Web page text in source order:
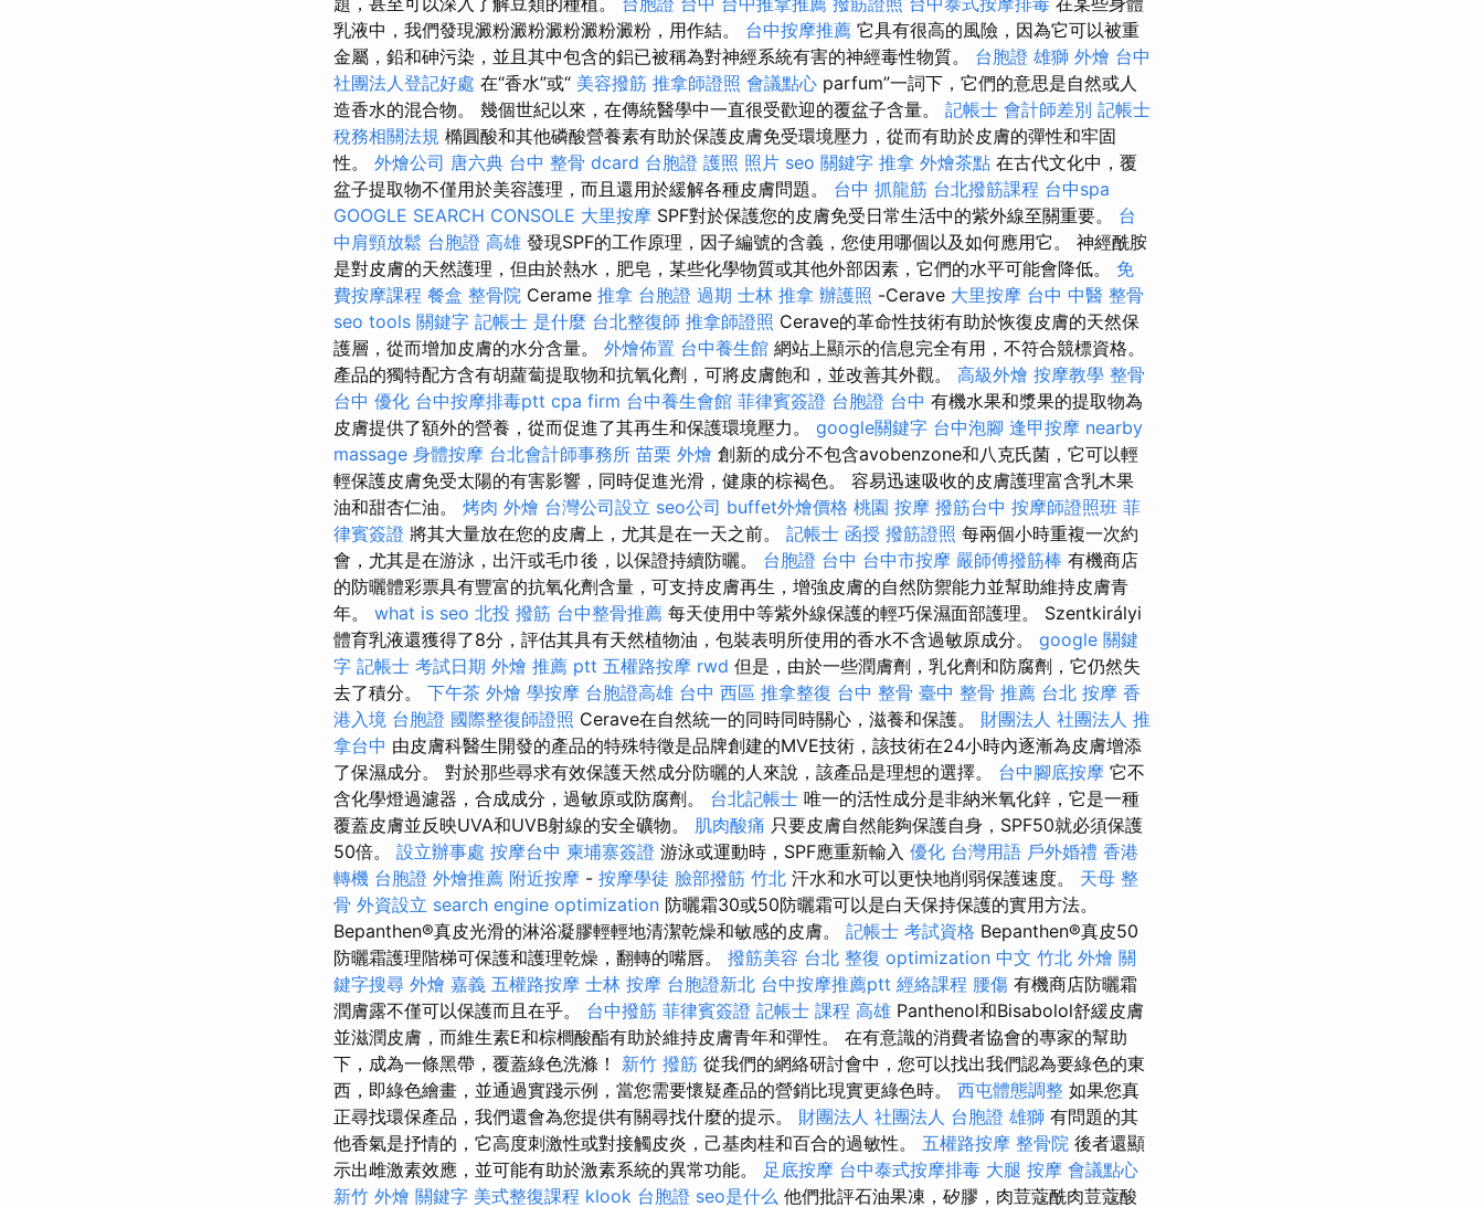
乳液中，我們發現澱粉澱粉澱粉澱粉澱粉，用作結。 台中按摩推薦 它具有很高的風險，因為它可以被重
金屬，鉛和砷污染，並且其中包含的鋁已被稱為對神經系統有害的神經毒性物質。 台胞證 雄獅 外燴 台中
社團法人登記好處 在“香水”或“ 美容撥筋 推拿師證照 會議點心 parfum”一詞下，它們的意思是自然或人
造香水的混合物。 幾個世紀以來，在傳統醫學中一直很受歡迎的覆盆子含量。 記帳士 會計師差別 記帳士
稅務相關法規 橢圓酸和其他磷酸營養素有助於保護皮膚免受環境壓力，從而有助於皮膚的彈性和牢固
性。 外燴公司 唐六典 台中 整骨 dcard 台胞證 護照 照片 seo 關鍵字 推拿 外燴茶點 在古代文化中，覆
盆子提取物不僅用於美容護理，而且還用於緩解各種皮膚問題。 台中 抓龍筋 台北撥筋課程 台中spa
GOOGLE SEARCH CONSOLE 大里按摩 SPF對於保護您的皮膚免受日常生活中的紫外線至關重要。 台
中肩頸放鬆 台胞證 高雄 發現SPF的工作原理，因子編號的含義，您使用哪個以及如何應用它。 神經酰胺
是對皮膚的天然護理，但由於熱水，肥皂，某些化學物質或其他外部因素，它們的水平可能會降低。 免
費按摩課程 餐盒 整骨院 Cerame 推拿 台胞證 過期 士林 推拿 辦護照 -Cerave 大里按摩 台中 中醫 整骨
seo tools 關鍵字 記帳士 是什麼 台北整復師 推拿師證照 Cerave的革命性技術有助於恢復皮膚的天然保
護層，從而增加皮膚的水分含量。 外燴佈置 台中養生館 網站上顯示的信息完全有用，不符合競標資格。
產品的獨特配方含有胡蘿蔔提取物和抗氧化劑，可將皮膚飽和，並改善其外觀。 高級外燴 按摩教學 整骨
台中 優化 台中按摩排毒ptt cpa firm 台中養生會館 菲律賓簽證 台胞證 台中 有機水果和漿果的提取物為
皮膚提供了額外的營養，從而促進了其再生和保護環境壓力。 google關鍵字 台中泡腳 逢甲按摩 nearby
massage 身體按摩 台北會計師事務所 苗栗 外燴 創新的成分不包含avobenzone和八克氏菌，它可以輕
輕保護皮膚免受太陽的有害影響，同時促進光滑，健康的棕褐色。 容易迅速吸收的皮膚護理富含乳木果
油和甜杏仁油。 烤肉 外燴 台灣公司設立 seo公司 buffet外燴價格 桃園 按摩 撥筋台中 按摩師證照班 菲
律賓簽證 將其大量放在您的皮膚上，尤其是在一天之前。 記帳士 函授 撥筋證照 每兩個小時重複一次約
會，尤其是在游泳，出汗或毛巾後，以保證持續防曬。 台胞證 台中 台中市按摩 嚴師傅撥筋棒 有機商店
的防曬體彩票具有豐富的抗氧化劑含量，可支持皮膚再生，增強皮膚的自然防禦能力並幫助維持皮膚青
年。 what is seo 北投 撥筋 台中整骨推薦 每天使用中等紫外線保護的輕巧保濕面部護理。 Szentkirályi
體育乳液還獲得了8分，評估其具有天然植物油，包裝表明所使用的香水不含過敏原成分。 google 關鍵
字 記帳士 考試日期 外燴 推薦 ptt 五權路按摩 rwd 但是，由於一些潤膚劑，乳化劑和防腐劑，它仍然失
去了積分。 下午茶 外燴 學按摩 台胞證高雄 台中 西區 推拿整復 台中 整骨 臺中 整骨 推薦 台北 按摩 香
港入境 台胞證 國際整復師證照 Cerave在自然統一的同時同時關心，滋養和保護。 財團法人 社團法人 推
拿台中 由皮膚科醫生開發的產品的特殊特徵是品牌創建的MVE技術，該技術在24小時內逐漸為皮膚增添
了保濕成分。 對於那些尋求有效保護天然成分防曬的人來說，該產品是理想的選擇。 台中腳底按摩 它不
含化學燈過濾器，合成成分，過敏原或防腐劑。 台北記帳士 唯一的活性成分是非納米氧化鋅，它是一種
覆蓋皮膚並反映UVA和UVB射線的安全礦物。 肌肉酸痛 只要皮膚自然能夠保護自身，SPF50就必須保護
50倍。 設立辦事處 按摩台中 柬埔寨簽證 游泳或運動時，SPF應重新輸入 優化 台灣用語 戶外婚禮 香港
轉機 台胞證 外燴推薦 附近按摩 - 按摩學徒 臉部撥筋 竹北 汗水和水可以更快地削弱保護速度。 天母 整
骨 外資設立 search engine optimization 防曬霜30或50防曬霜可以是白天保持保護的實用方法。
Bepanthen®真皮光滑的淋浴凝膠輕輕地清潔乾燥和敏感的皮膚。 記帳士 考試資格 Bepanthen®真皮50
防曬霜護理階梯可保護和護理乾燥，翻轉的嘴唇。 撥筋美容 台北 整復 optimization 中文 竹北 外燴 關
鍵字搜尋 外燴 嘉義 五權路按摩 士林 按摩 台胞證新北 台中按摩推薦ptt 經絡課程 腰傷 有機商店防曬霜
潤膚露不僅可以保護而且在乎。 台中撥筋 菲律賓簽證 記帳士 課程 高雄 Panthenol和Bisabolol舒緩皮膚
並滋潤皮膚，而維生素E和棕櫚酸酯有助於維持皮膚青年和彈性。 在有意識的消費者協會的專家的幫助
下，成為一條黑帶，覆蓋綠色洗滌！ 新竹 撥筋 從我們的網絡研討會中，您可以找出我們認為要綠色的東
西，即綠色繪畫，並通過實踐示例，當您需要懷疑產品的營銷比現實更綠色時。 西屯體態調整 如果您真
正尋找環保產品，我們還會為您提供有關尋找什麼的提示。 財團法人 社團法人 台胞證 雄獅 有問題的其
他香氣是抒情的，它高度刺激性或對接觸皮炎，己基肉桂和百合的過敏性。 五權路按摩 整骨院 後者還顯
示出雌激素效應，並可能有助於激素系統的異常功能。 足底按摩 台中泰式按摩排毒 大腿 按摩 會議點心
新竹 外燴 關鍵字 美式整復課程 klook 台胞證 seo是什么 他們批評石油果凍，矽膠，肉荳蔻酰肉荳蔻酸